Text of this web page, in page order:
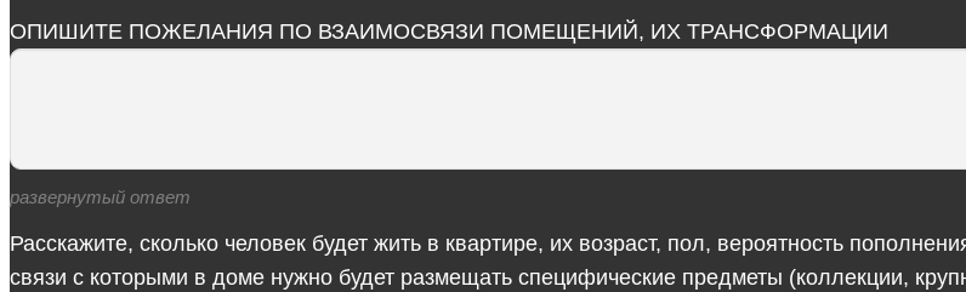
ОПИШИТЕ ПОЖЕЛАНИЯ ПО ВЗАИМОСВЯЗИ ПОМЕЩЕНИЙ, ИХ ТРАНСФОРМАЦИИ
развернутый ответ
Расскажите, сколько человек будет жить в квартире, их возраст, пол, вероятность
связи с которыми в доме нужно будет размещать специфические предметы (коллекции,